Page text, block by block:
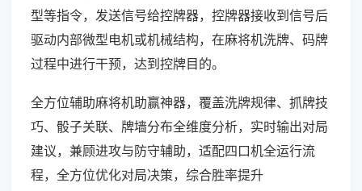
型等指令，发送信号给控牌器，控牌器接收到信号后
驱动内部微型电机或机械结构，在麻将机洗牌、码牌
过程中进行干预，达到控牌目的。
全方位辅助麻将机助赢神器，覆盖洗牌规律、抓牌技
巧、骰子关联、牌墙分布全维度分析，实时输出对局
建议，兼顾进攻与防守辅助，适配四口机全运行流
程，全方位优化对局决策，综合胜率提升